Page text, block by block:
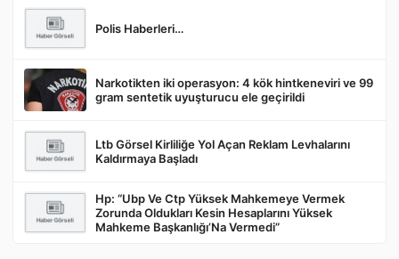
Gönder Polis Haberleri…
Narkotikten iki operasyon: 4 kök hintkeneviri ve 99
gram sentetik uyuşturucu ele geçirildi
Ltb Görsel Kirliliğe Yol Açan Reklam Levhalarını
Kaldırmaya Başladı
Hp: “Ubp Ve Ctp Yüksek Mahkemeye Vermek
Zorunda Oldukları Kesin Hesaplarını Yüksek
Mahkeme Başkanlığı’Na Vermedi”